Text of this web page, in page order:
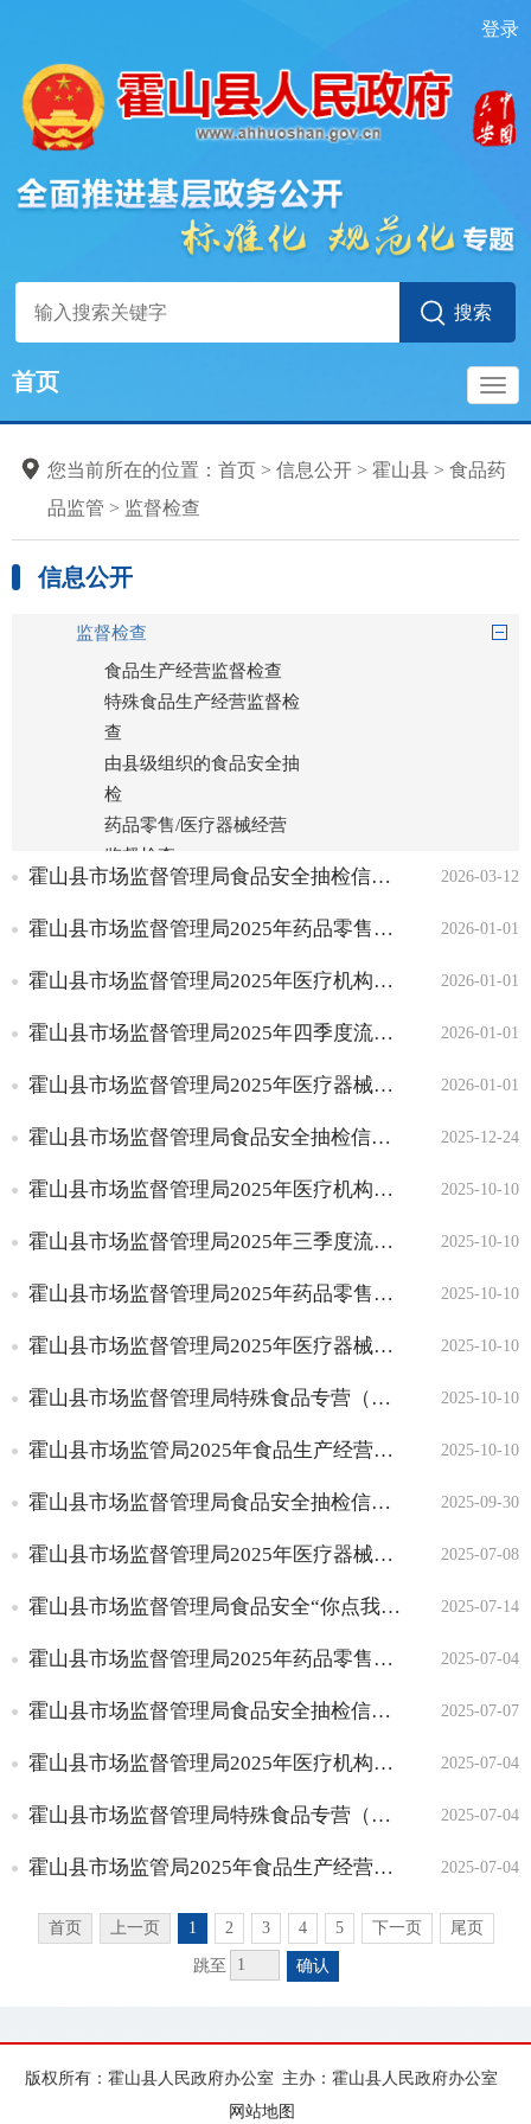
登录
首页
您当前所在的位置： 首页 > 信息公开 > 霍山县 > 食品药
品监管 > 监督检查
信息公开
食品药品监管
行政审批
监督检查
食品生产经营监督检查
特殊食品生产经营监督检
查
由县级组织的食品安全抽
检
药品零售/医疗器械经营
监督检查
化妆品经营企业监督检查
医疗机构使用药品质量安
行政处罚
公共服务
2026-03-12
霍山县市场监督管理局食品安全抽检信息通告（2026年第1期）
2026-01-01
霍山县市场监督管理局2025年药品零售单位监督检查情况通报（四）
2026-01-01
霍山县市场监督管理局2025年医疗机构监督检查情况通报（四）
2026-01-01
霍山县市场监督管理局2025年四季度流通环节化妆品监督检查情况
2026-01-01
霍山县市场监督管理局2025年医疗器械经营企业监督检查情况通报（四）
2025-12-24
霍山县市场监督管理局食品安全抽检信息通告（2025年第5期）
2025-10-10
霍山县市场监督管理局2025年医疗机构监督检查情况通报（三）
2025-10-10
霍山县市场监督管理局2025年三季度流通环节化妆品监督检查情况
2025-10-10
霍山县市场监督管理局2025年药品零售单位监督检查情况通报（三）
2025-10-10
霍山县市场监督管理局2025年医疗器械经营企业监督检查情况通报（三）
2025-10-10
霍山县市场监督管理局特殊食品专营（婴幼儿乳粉）2025年三季度专项检查信息
2025-10-10
霍山县市场监管局2025年食品生产经营监督检查工作情况公示（第三季度）
2025-09-30
霍山县市场监督管理局食品安全抽检信息通告（2025年第4期）
2025-07-08
霍山县市场监督管理局2025年医疗器械经营企业监督检查情况通报（二）
2025-07-14
霍山县市场监督管理局食品安全“你点我检”专项监督抽检信息通告（2025年第3期）
2025-07-04
霍山县市场监督管理局2025年药品零售单位监督检查情况通报（二）
2025-07-07
霍山县市场监督管理局食品安全抽检信息通告（2025年第2期）
2025-07-04
霍山县市场监督管理局2025年医疗机构监督检查情况通报（二）
2025-07-04
霍山县市场监督管理局特殊食品专营（婴幼儿乳粉）2025年二季度专项检查信息
2025-07-04
霍山县市场监管局2025年食品生产经营监督检查工作情况公示（第二季度）
首页 上一页 1 2 3 4 5 下一页 尾页
跳至 确认
版权所有：霍山县人民政府办公室 主办：霍山县人民政府办公室
网站地图